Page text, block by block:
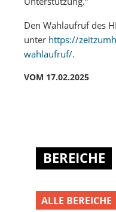
Den Wahlaufruf des
unter https://
wahlaufruf/.
VOM 17.02.2025
BEREICHE
ALLE BEREICHE